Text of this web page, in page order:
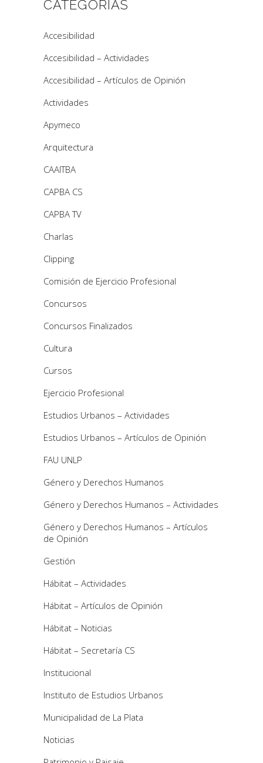
CATEGORÍAS
Accesibilidad
Accesibilidad – Actividades
Accesibilidad – Artículos de Opinión
Actividades
Apymeco
Arquitectura
CAAITBA
CAPBA CS
CAPBA TV
Charlas
Clipping
Comisión de Ejercicio Profesional
Concursos
Concursos Finalizados
Cultura
Cursos
Ejercicio Profesional
Estudios Urbanos – Actividades
Estudios Urbanos – Artículos de Opinión
FAU UNLP
Género y Derechos Humanos
Género y Derechos Humanos – Actividades
Género y Derechos Humanos – Artículos
de Opinión
Gestión
Hábitat – Actividades
Hábitat – Artículos de Opinión
Hábitat – Noticias
Hábitat – Secretaría CS
Institucional
Instituto de Estudios Urbanos
Municipalidad de La Plata
Noticias